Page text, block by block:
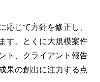
応じて方針を修正し、
す。とくに大規模案件
ト、クライアント報告
果の創出に注力する点